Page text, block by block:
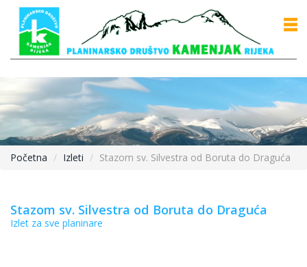
Početna Izleti Stazom sv. Silvestra od Boruta do Draguća
Stazom sv. Silvestra od Boruta do Draguća
Izlet za sve planinare